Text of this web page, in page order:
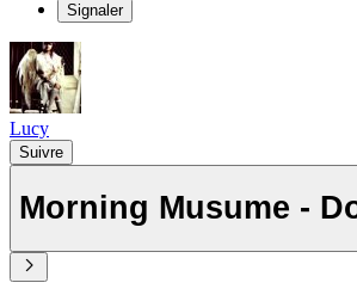
Signaler
Lucy
Suivre
Morning Musume -